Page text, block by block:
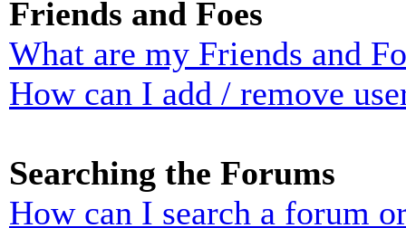
Friends and Foes
What are my Friends and
How can I add / remove
Searching the Forums
How can I search a forum